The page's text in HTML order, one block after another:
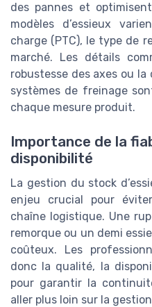
des pannes et
modèles d’essieux
charge (PTC), le type de
marché. Les détails
robustesse des axes ou
systèmes de freinage
chaque mesure produit.
Importance de la
disponibilité
La gestion du stock
enjeu crucial pour
chaîne logistique. Une
remorque ou un demi
coûteux. Les
donc la qualité, la
pour garantir la
aller plus loin sur la